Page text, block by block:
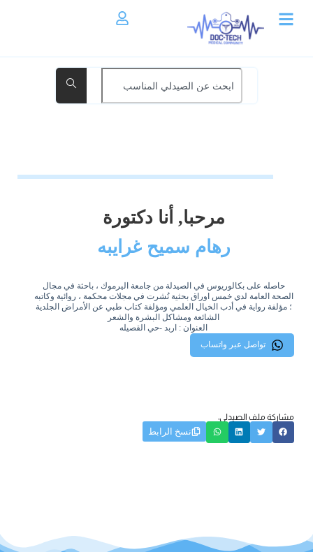
مرحبا, أنا دكتورة
رهام سميح غرايبه
حاصله على بكالوريوس في الصيدلة من جامعة اليرموك ، باحثة في مجال
الصحة العامة لدي خمس اوراق بحثية نُشرت في مجلات محكمة ، روائية وكاتبه
؛ مؤلفة رواية في أدب الخيال العلمي ومؤلفة كتاب طبي عن الأمراض الجلدية
الشائعة ومشاكل البشرة والشعر
العنوان : اربد -حي القصيله
تواصل عبر واتساب
مشاركة ملف الصيدلي:
نسخ الرابط